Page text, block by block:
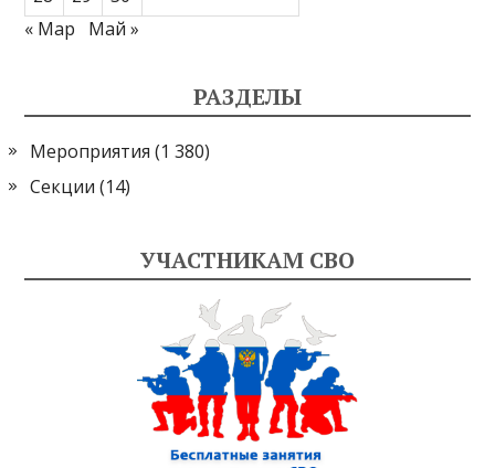
« Мар
Май »
РАЗДЕЛЫ
Мероприятия (1 380)
Секции (14)
УЧАСТНИКАМ СВО